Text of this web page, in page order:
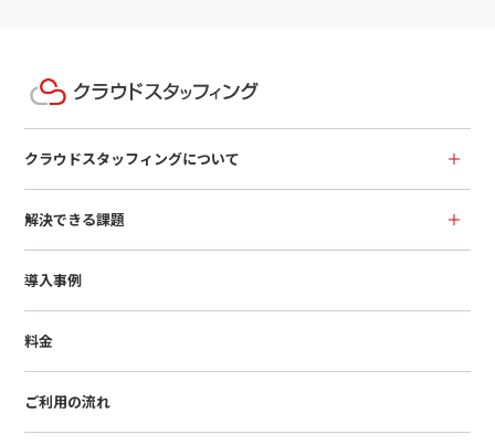
クラウドスタッフィングについて
解決できる課題
導入事例
料金
ご利用の流れ